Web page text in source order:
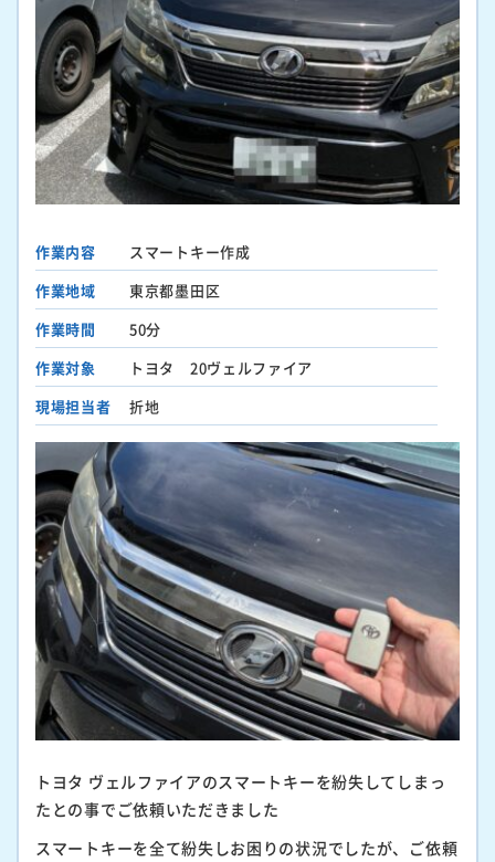
作業内容
スマートキー作成
作業地域
東京都墨田区
作業時間
50分
作業対象
トヨタ 20ヴェルファイア
現場担当者
折地
トヨタ ヴェルファイアのスマートキーを紛失してしまっ
たとの事でご依頼いただきました
スマートキーを全て紛失しお困りの状況でしたが、ご依頼